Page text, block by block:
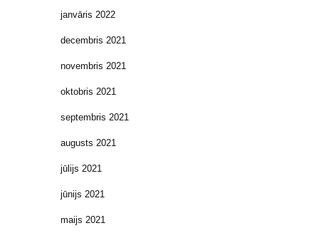
janvāris 2022
decembris 2021
novembris 2021
oktobris 2021
septembris 2021
augusts 2021
jūlijs 2021
jūnijs 2021
maijs 2021